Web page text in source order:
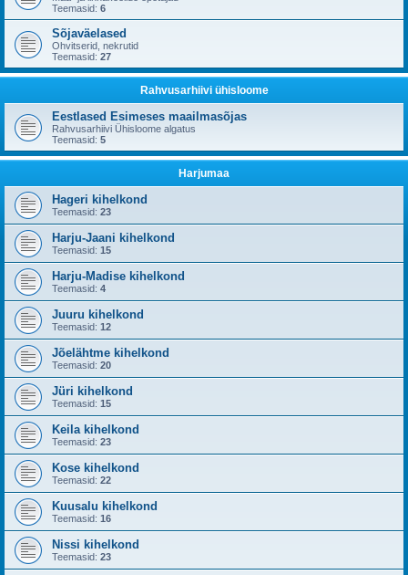
Teemasid: 6
Sõjaväelased
Ohvitserid, nekrutid
Teemasid: 27
Rahvusarhiivi ühisloome
Eestlased Esimeses maailmasõjas
Rahvusarhiivi Ühisloome algatus
Teemasid: 5
Harjumaa
Hageri kihelkond
Teemasid: 23
Harju-Jaani kihelkond
Teemasid: 15
Harju-Madise kihelkond
Teemasid: 4
Juuru kihelkond
Teemasid: 12
Jõelähtme kihelkond
Teemasid: 20
Jüri kihelkond
Teemasid: 15
Keila kihelkond
Teemasid: 23
Kose kihelkond
Teemasid: 22
Kuusalu kihelkond
Teemasid: 16
Nissi kihelkond
Teemasid: 23